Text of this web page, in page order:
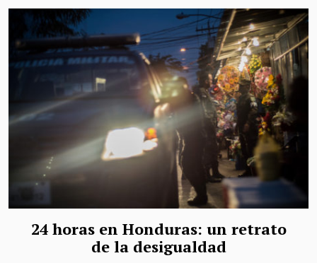
24 horas en Honduras: un retrato
de la desigualdad